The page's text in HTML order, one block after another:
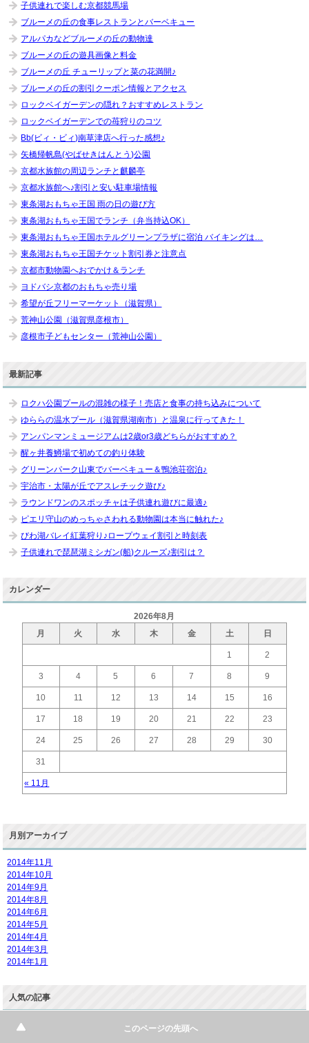
子供連れで楽しむ京都競馬場
ブルーメの丘の食事レストランとバーベキュー
アルパカなどブルーメの丘の動物達
ブルーメの丘の遊具画像と料金
ブルーメの丘 チューリップと菜の花満開♪
ブルーメの丘の割引クーポン情報とアクセス
ロックベイガーデンの隠れ？おすすめレストラン
ロックベイガーデンでの苺狩りのコツ
Bb(ビィ・ビィ)南草津店へ行った感想♪
矢橋帰帆島(やばせきはんとう)公園
京都水族館の周辺ランチと麒麟亭
京都水族館へ♪割引と安い駐車場情報
東条湖おもちゃ王国 雨の日の遊び方
東条湖おもちゃ王国でランチ（弁当持込OK）
東条湖おもちゃ王国ホテルグリーンプラザに宿泊 バイキングは…
東条湖おもちゃ王国チケット割引券と注意点
京都市動物園へおでかけ＆ランチ
ヨドバシ京都のおもちゃ売り場
希望が丘フリーマーケット（滋賀県）
荒神山公園（滋賀県彦根市）
彦根市子どもセンター（荒神山公園）
最新記事
ロクハ公園プールの混雑の様子！売店と食事の持ち込みについて
ゆららの温水プール（滋賀県湖南市）と温泉に行ってきた！
アンパンマンミュージアムは2歳or3歳どちらがおすすめ？
醒ヶ井養鱒場で初めての釣り体験
グリーンパーク山東でバーベキュー＆鴨池荘宿泊♪
宇治市・太陽が丘でアスレチック遊び♪
ラウンドワンのスポッチャは子供連れ遊びに最適♪
ピエリ守山のめっちゃさわれる動物園は本当に触れた♪
びわ湖バレイ紅葉狩り♪ロープウェイ割引と時刻表
子供連れで琵琶湖ミシガン(船)クルーズ♪割引は？
カレンダー
2026年8月
月
火 水 木 金 土 日
« 11月
1 2
3 4 5 6 7 8 9
10 11 12 13 14 15 16
17 18 19 20 21 22 23
24 25 26 27 28 29 30
31
月別アーカイブ
2014年11月
2014年10月
2014年9月
2014年8月
2014年6月
2014年5月
2014年4月
2014年3月
2014年1月
人気の記事
軽い水疱瘡の画像(写真)と症状このページの先頭へ